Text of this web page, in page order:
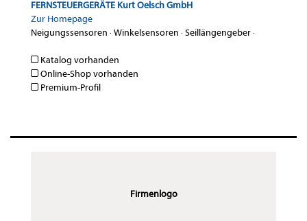
FERNSTEUERGERÄTE Kurt Oelsch GmbH
Zur Homepage
Neigungssensoren ·Winkelsensoren ·Seillängengeber·
Katalog vorhanden
Online-Shop vorhanden
Premium-Profil
Firmenlogo